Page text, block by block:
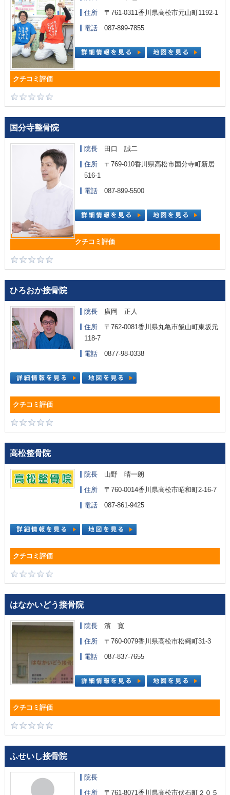
住所〒761-0311香川県高松市元山町1192-1
電話087-899-7855
国分寺整骨院
院長田口 誠二
住所〒769-010香川県高松市国分寺町新居
516-1
電話087-899-5500
ひろおか接骨院
院長廣岡 正人
住所〒762-0081香川県丸亀市飯山町東坂元
118-7
電話0877-98-0338
高松整骨院
院長山野 晴一朗
住所〒760-0014香川県高松市昭和町2-16-7
電話087-861-9425
はなかいどう接骨院
院長濱 寛
住所〒760-0079香川県高松市松縄町31‐3
電話087-837-7655
ふせいし接骨院
院長
住所〒761-8071香川県高松市伏石町２０５